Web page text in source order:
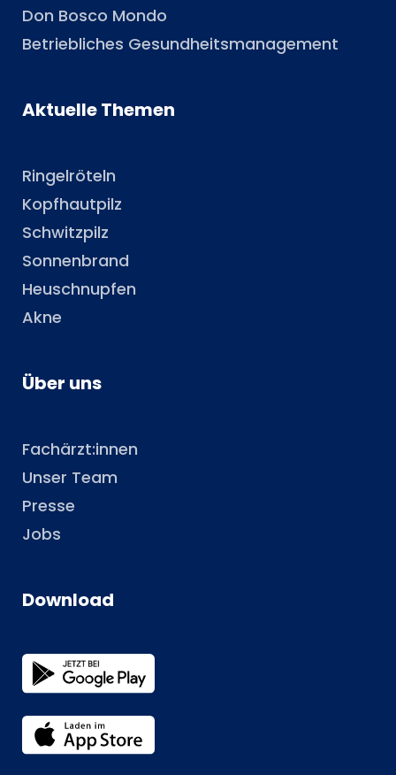
Don Bosco Mondo
Betriebliches Gesundheitsmanagement
Aktuelle Themen
Ringelröteln
Kopfhautpilz
Schwitzpilz
Sonnenbrand
Heuschnupfen
Akne
Über uns
Fachärzt:innen
Unser Team
Presse
Jobs
Download